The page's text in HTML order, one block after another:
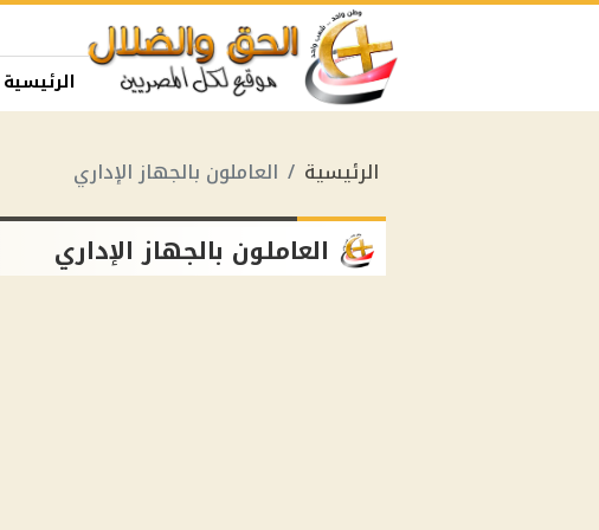
الرئيسية
الرئيسية العاملون بالجهاز الإداري
العاملون بالجهاز الإداري